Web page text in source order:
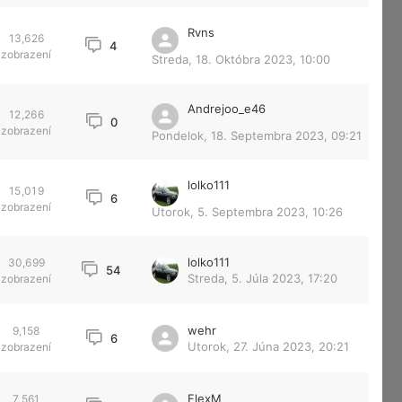
13,626
zobrazení
4
Rvns
Streda, 18. Októbra 2023, 10:00
12,266
zobrazení
0
Andrejoo_e46
Pondelok, 18. Septembra 2023, 09:21
15,019
zobrazení
6
lolko111
Utorok, 5. Septembra 2023, 10:26
30,699
zobrazení
54
lolko111
Streda, 5. Júla 2023, 17:20
9,158
zobrazení
6
wehr
Utorok, 27. Júna 2023, 20:21
7,561 FlexM